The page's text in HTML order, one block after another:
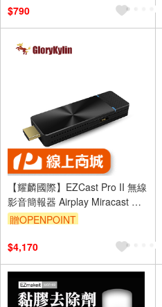
$790
【耀麟國際】EZCast Pro II 無線
影音簡報器 Airplay Miracast 教
室與會議應用最佳無線選擇
贈OPENPOINT
$4,170